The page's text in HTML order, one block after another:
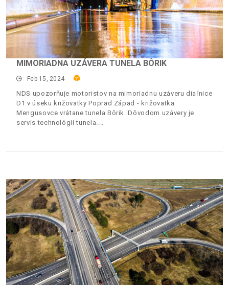
MIMORIADNA UZÁVERA TUNELA BÔRIK
Feb 15, 2024
NDS upozorňuje motoristov na mimoriadnu uzáveru diaľnice
D1 v úseku križovatky Poprad Západ - križovatka
Mengusovce vrátane tunela Bôrik. Dôvodom uzávery je
servis technológií tunela.